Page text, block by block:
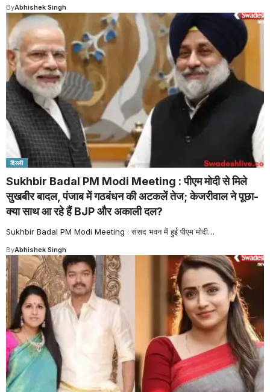
ByAbhishek Singh
दिल्ली
Sukhbir Badal PM Modi Meeting : पीएम मोदी से मिले
सुखबीर बादल, पंजाब में गठबंधन की अटकलें तेज; केजरीवाल ने पूछा-
क्या साथ आ रहे हैं BJP और अकाली दल?
Sukhbir Badal PM Modi Meeting : संसद भवन में हुई पीएम मोदी…
ByAbhishek Singh